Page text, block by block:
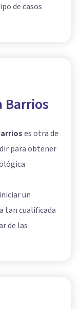
de casos
Barrios
es otra de
para obtener
un
tan cualificada
de las